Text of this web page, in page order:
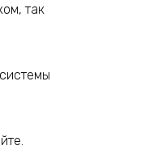
так